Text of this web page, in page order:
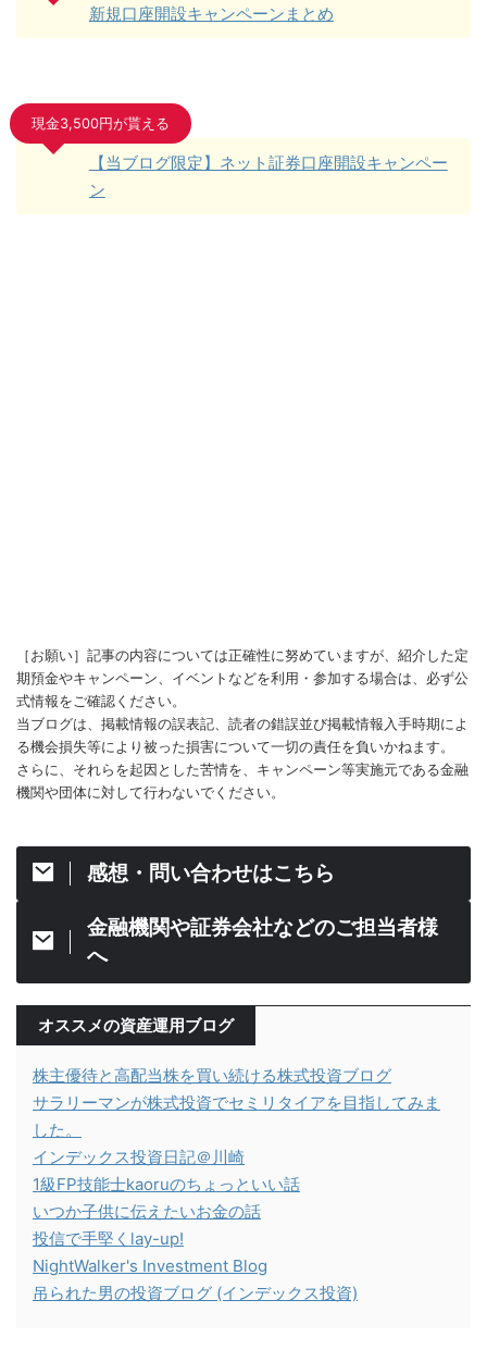
新規口座開設キャンペーンまとめ
現金3,500円が貰える
【当ブログ限定】ネット証券口座開設キャンペー
ン
［お願い］記事の内容については正確性に努めていますが、紹介した定
期預金やキャンペーン、イベントなどを利用・参加する場合は、必ず公
式情報をご確認ください。
当ブログは、掲載情報の誤表記、読者の錯誤並び掲載情報入手時期によ
る機会損失等により被った損害について一切の責任を負いかねます。
さらに、それらを起因とした苦情を、キャンペーン等実施元である金融
機関や団体に対して行わないでください。
感想・問い合わせはこちら
金融機関や証券会社などのご担当者様
へ
オススメの資産運用ブログ
株主優待と高配当株を買い続ける株式投資ブログ
サラリーマンが株式投資でセミリタイアを目指してみま
した。
インデックス投資日記＠川崎
1級FP技能士kaoruのちょっといい話
いつか子供に伝えたいお金の話
投信で手堅くlay-up!
NightWalker's Investment Blog
吊られた男の投資ブログ (インデックス投資)